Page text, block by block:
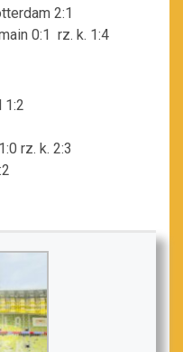
2:1
0:1 rz. k. 1:4
1:2
rz. k. 2:3